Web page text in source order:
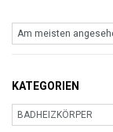
KATEGORIEN